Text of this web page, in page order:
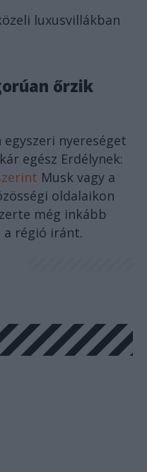
luxusvillákban
őrzik
nyereséget
egész Erdélynek:
Musk vagy a
oldalaikon
még inkább
régió iránt.